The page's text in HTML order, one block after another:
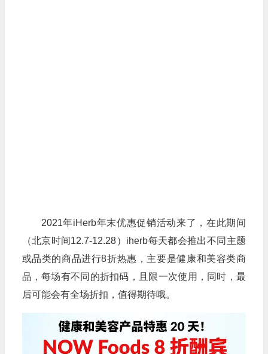
2021年iHerb年末优惠促销活动来了，在此期间
（北京时间12.7-12.28）iherb每天都会推出不同主题
或品类的商品进行8折热惠，主要是健康和美容类商
品，每场有不同的折扣码，且限一次使用，同时，最
后可能会有全场折扣，值得期待哦。